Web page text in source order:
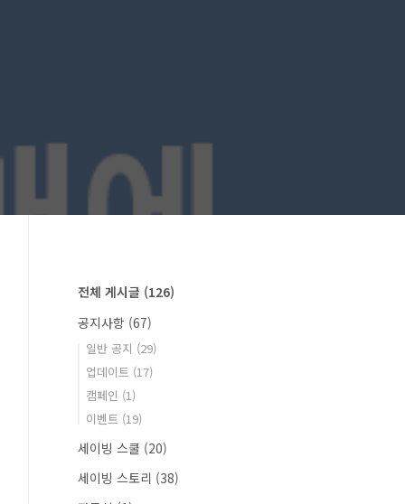
전체 게시글 (126)
공지사항 (67)
일반 공지 (29)
업데이트 (17)
캠페인 (1)
이벤트 (19)
세이빙 스쿨 (20)
세이빙 스토리 (38)